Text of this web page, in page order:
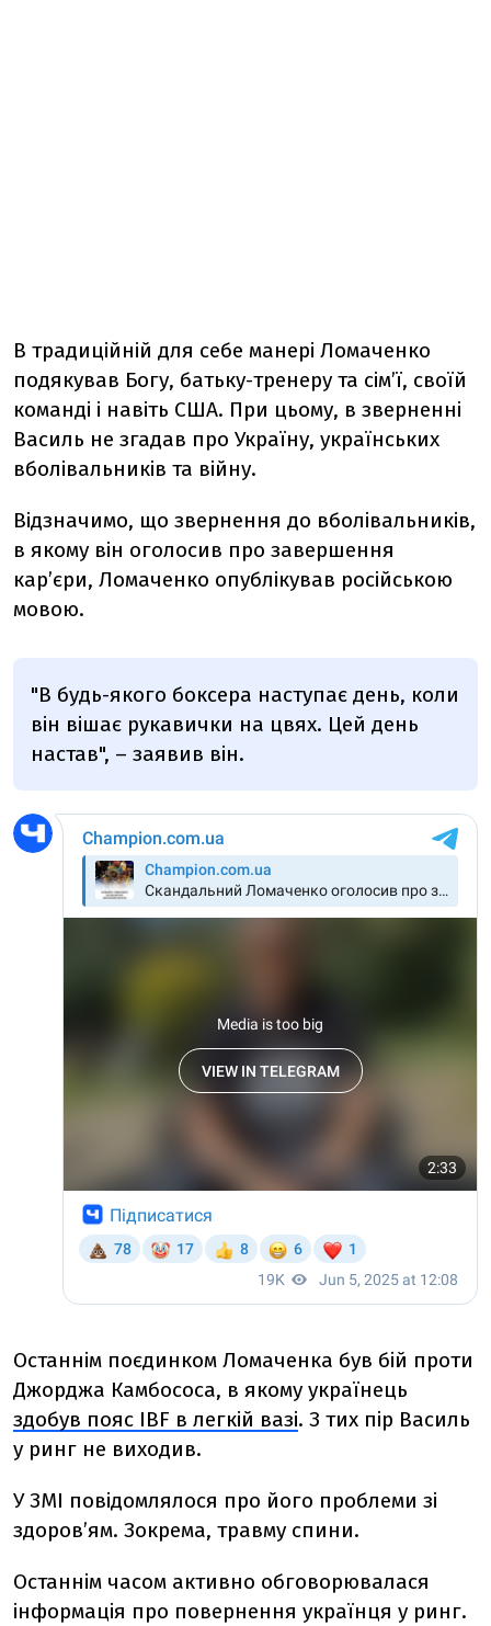
В традиційній для себе манері Ломаченко
подякував Богу, батьку-тренеру та сім’ї, своїй
команді і навіть США. При цьому, в зверненні
Василь не згадав про Україну, українських
вболівальників та війну.
Відзначимо, що звернення до вболівальників,
в якому він оголосив про завершення
кар’єри, Ломаченко опублікував російською
мовою.
"В будь-якого боксера наступає день, коли
він вішає рукавички на цвях. Цей день
настав", – заявив він.
Останнім поєдинком Ломаченка був бій проти
Джорджа Камбососа, в якому українець
здобув пояс IBF в легкій вазі. З тих пір Василь
у ринг не виходив.
У ЗМІ повідомлялося про його проблеми зі
здоров’ям. Зокрема, травму спини.
Останнім часом активно обговорювалася
інформація про повернення українця у ринг.